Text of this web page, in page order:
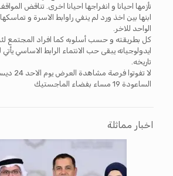
تأزمها احيانا و انفراجها احيانا اخرى. تناقض
ابنها بين اخذ ورد لم ينفي راوابط الاسرة و
الواحد للاخر.
كل بطريقته و حسب أسلوبه كما افراد المجتمع
ايدولوجياته يبقى حب الانتماء الرابط الاساسي
تاريخه.
الساعودة 19 مساء بفضاء الماجستيك
اخبار مماثلة